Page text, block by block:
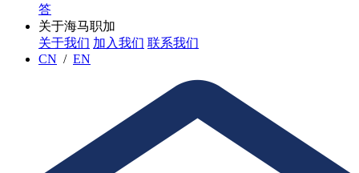
答
关于海马职加
关于我们 加入我们 联系我们
CN / EN